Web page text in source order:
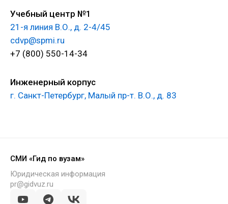
Учебный центр №1
21-я линия В.О., д. 2-4/45
cdvp@spmi.ru
+7 (800) 550-14-34
Инженерный корпус
г. Санкт-Петербург, Малый пр-т. В.О., д. 83
СМИ «Гид по вузам»
Юридическая информация
pr@gidvuz.ru